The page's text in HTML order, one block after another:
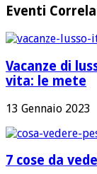
Eventi
Vacanze di
vita: le mete
13 Gennaio 2023
7 cose da